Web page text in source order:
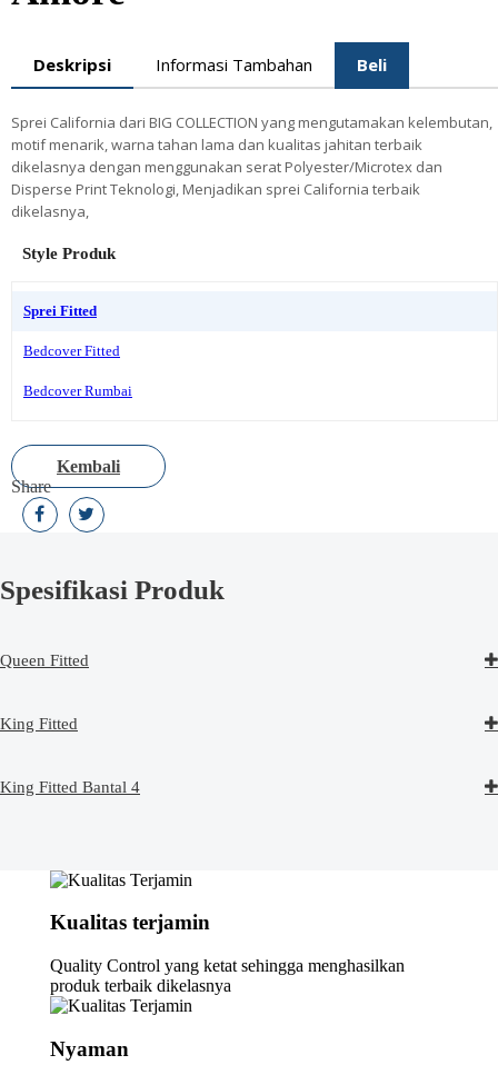
Deskripsi Informasi Tambahan Beli
Sprei California dari BIG COLLECTION yang mengutamakan kelembutan,
motif menarik, warna tahan lama dan kualitas jahitan terbaik
dikelasnya dengan menggunakan serat Polyester/Microtex dan
Disperse Print Teknologi, Menjadikan sprei California terbaik
dikelasnya,
Style Produk
Sprei Fitted
Bedcover Fitted
Bedcover Rumbai
Kembali
Share
Spesifikasi Produk
Queen Fitted
King Fitted
King Fitted Bantal 4
Kualitas terjamin
Quality Control yang ketat sehingga menghasilkan
produk terbaik dikelasnya
Nyaman